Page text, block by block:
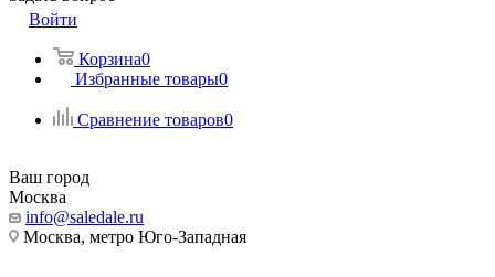
Войти
Корзина0
Избранные товары0
Сравнение товаров0
Ваш город
Москва
info@saledale.ru
Москва, метро Юго-Западная